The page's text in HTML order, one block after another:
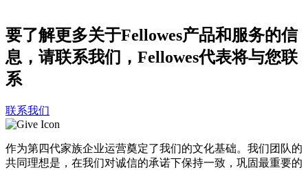
要了解更多关于Fellowes产品和服务的信
息，请联系我们，Fellowes代表将与您联
系
联系我们
作为第四代家族企业运营奠定了我们的文化基础。我们团队的
共同理想是，在我们对诚信的承诺下保持一致，巩固最重要的